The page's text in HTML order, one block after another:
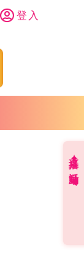
登入
直播✦活動